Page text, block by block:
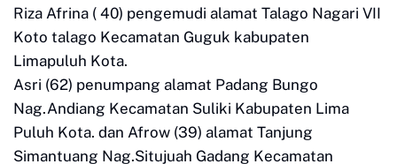
Riza Afrina ( 40) pengemudi alamat Talago Nagari VII
Koto talago Kecamatan Guguk kabupaten
Limapuluh Kota.
Asri (62) penumpang alamat Padang Bungo
Nag.Andiang Kecamatan Suliki Kabupaten Lima
Puluh Kota. dan Afrow (39) alamat Tanjung
Simantuang Nag.Situjuah Gadang Kecamatan